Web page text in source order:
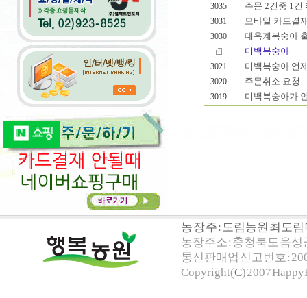
3035 주문 2건중 1건
3031 모바일 카드결
3030
대옥계복숭아
미백복숭아
3021 미백복숭아 언
3020 주문취소 요청
3019 미백복숭아가
농 장 주 : 도림농원 최도
농장주소 : 충청북도 음
통신판매업 신고번호 :
Copyright(C) 2007